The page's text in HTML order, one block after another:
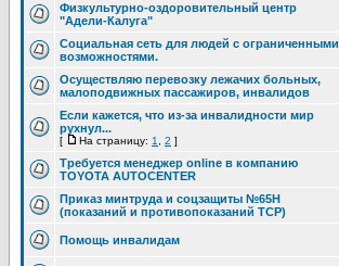
Физкультурно-оздоровительный центр
"Адели-Калуга"
Cоциальная сеть для людей с ограниченными
возможностями.
Осуществляю перевозку лежачих больных,
малоподвижных пассажиров, инвалидов
Если кажется, что из-за инвалидности мир
рухнул...
[ На страницу: 1 2 ]
Требуется менеджер online в компанию
TOYOTA AUTOCENTER
Приказ минтруда и соцзащиты №65Н
(показаний и противопоказаний ТСР)
Помощь инвалидам